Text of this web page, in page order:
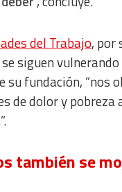
del Trabajo, por
siguen
su fundación, “nos
de dolor y
también se